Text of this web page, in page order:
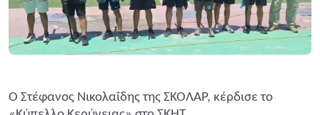
Ο Στέφανος Νικολαΐδης της ΣΚΟΛΑΡ, κέρδισε το